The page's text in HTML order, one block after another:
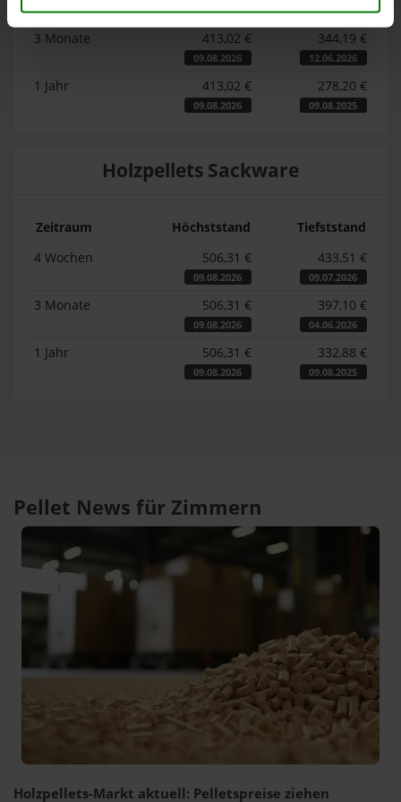
09.08.2026 10.07.2026
3 Monate 413,02 €
09.08.2026
344,19 €
12.06.2026
1 Jahr 413,02 €
09.08.2026
278,20 €
09.08.2025
Holzpellets Sackware
Zeitraum Höchststand
Tiefststand
4 Wochen
506,31 €
09.08.2026
433,51 €
09.07.2026
3 Monate 506,31 €
09.08.2026
397,10 €
04.06.2026
1 Jahr 506,31 €
09.08.2026
332,88 €
09.08.2025
Pellet News für Zimmern
Holzpellets-Markt aktuell: Pelletspreise ziehen